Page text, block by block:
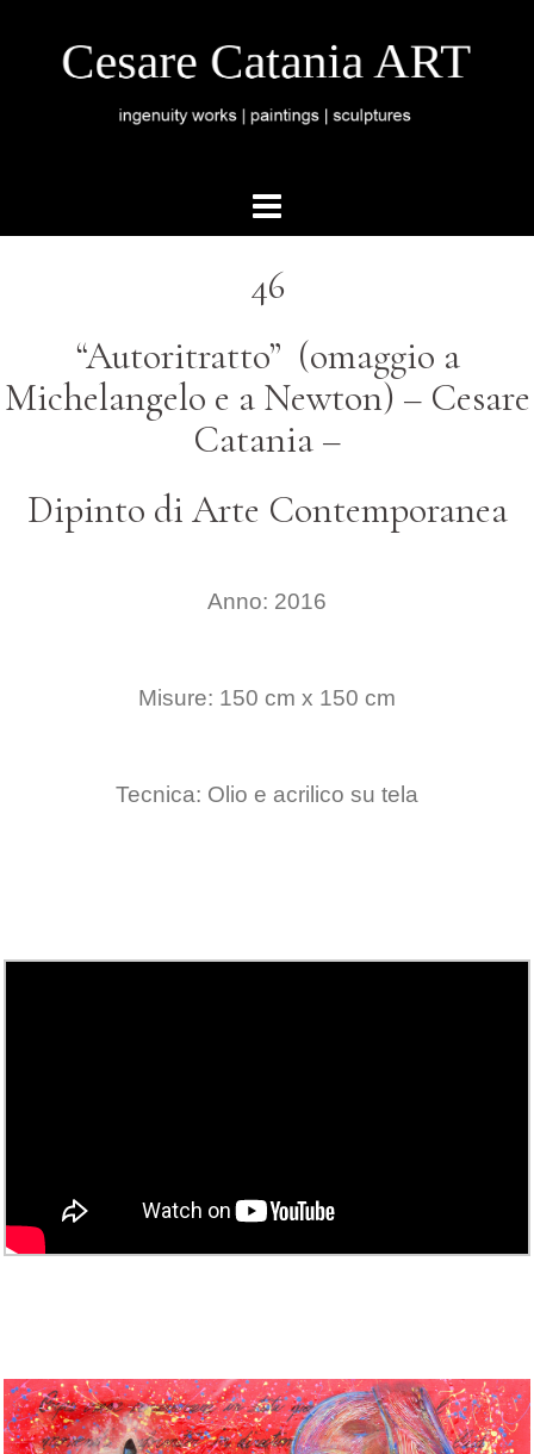
46
“Autoritratto” (omaggio a
Michelangelo e a Newton) – Cesare
Catania –
Dipinto di Arte Contemporanea
Anno: 2016
Misure: 150 cm x 150 cm
Tecnica: Olio e acrilico su tela